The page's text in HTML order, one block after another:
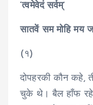
‘त्वमेवेदं सर्वम्’
सातवें सम मोहि मय
(१)
दोपहरकी कौन कहे,
चुके थे। बैल हाँफ रहे